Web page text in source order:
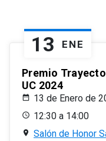
13 ENE
Premio
UC 2024
13 de Enero de
12:30 a 14:00
Salón de Honor